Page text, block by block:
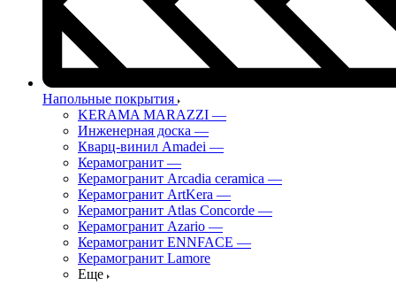
Напольные покрытия
KERAMA MARAZZI —
Инженерная доска —
Кварц-винил Amadei —
Керамогранит —
Керамогранит Arcadia ceramica —
Керамогранит ArtKera —
Керамогранит Atlas Concorde —
Керамогранит Azario —
Керамогранит ENNFACE —
Керамогранит Lamore
Еще